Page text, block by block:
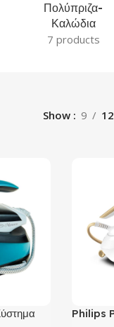
Πολύπριζα-
Καλώδια
7 products
Show 9 12
Philips